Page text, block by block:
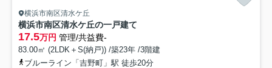
横浜市南区清水ケ丘
横浜市南区清水ケ丘の一戸建て
17.5万円 管理/共益費-
83.00㎡ (2LDK＋S(納戸)) /築23年 /3階建
ブルーライン「吉野町」駅 徒歩20分